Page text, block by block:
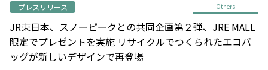
プレスリリース Others
JR東日本、スノーピークとの共同企画第２弾、JRE MALL
限定でプレゼントを実施 リサイクルでつくられたエコバ
ッグが新しいデザインで再登場